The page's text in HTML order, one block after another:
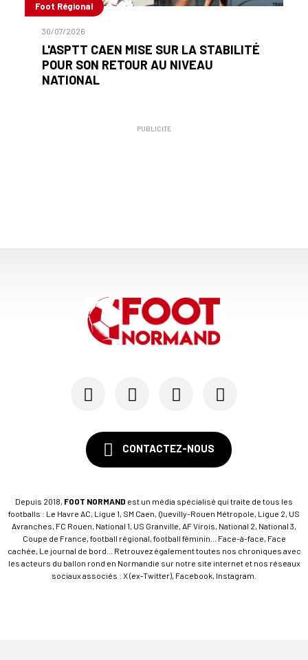
Foot Régional
30/07/2026
L'ASPTT CAEN MISE SUR LA STABILITÉ
POUR SON RETOUR AU NIVEAU
NATIONAL
PUBLICITÉ
CONTACTEZ-NOUS
Depuis 2018, FOOT NORMAND est un média spécialisé qui traite de tous les
footballs : Le Havre AC, Ligue 1, SM Caen, Quevilly-Rouen Métropole, Ligue 2, US
Avranches, FC Rouen, National 1, US Granville, AF Virois, National 2, National 3,
Coupe de France, football régional, football féminin... Face-à-face, Face
cachée, Le journal de bord... Retrouvez également toutes nos chroniques avec
les acteurs du ballon rond en Normandie sur notre site internet et nos réseaux
sociaux associés : X (ex-Twitter), Facebook, Instagram.